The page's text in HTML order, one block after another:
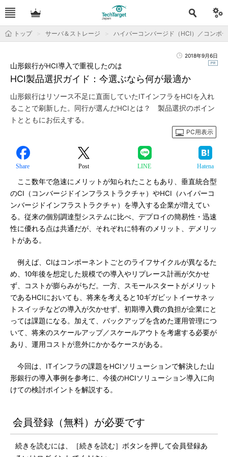
トップ サーバ＆ストレージ ハイパーコンバージド（HCI）／コンポ
2018年9月6日
HCI製品選択ガイド：今選ぶなら何が最適か
山形銀行がHCI導入で重視したのは
山形銀行はリソース不足に直面していたITインフラをHCIを入れ
ることで刷新した。同行が選んだHCIとは？ 製品選択のポイン
トとともにお伝えする。
PC用表示
Share Post LINE Hatena
ここ数年で急速にメリットが知られたこともあり、垂直統合型
のCI（コンバージドインフラストラクチャ）やHCI（ハイパーコ
ンバージドインフラストラクチャ）を導入する企業が増えてい
る。従来の個別調達型システムに比べ、デプロイの簡易性・迅速
性に優れる点は共通だが、それぞれに特有のメリット、デメリッ
トがある。
例えば、CIはコンポーネントごとのライフサイクルが異なるた
め、10年後を想定した規模での導入やリプレース計画が欠かせ
ず、コストが膨らみがちだ。一方、スモールスタートがメリット
であるHCIにおいても、将来を考えると10ギガビットイーサネッ
トスイッチなどの導入が欠かせず、初期導入費の負担が企業にと
っては課題になる。加えて、バックアップを含めた運用管理につ
いて、将来のスケールアップ／スケールアウトを考慮する必要が
あり、運用コストが意外にかかるケースがある。
今回は、ITインフラの課題をHCIソリューションで解決した山
形銀行の導入事例を参考に、今後のHCIソリューション導入に向
けての検討ポイントを解説する。
会員登録（無料）が必要です
続きを読むには、［続きを読む］ボタンを押して会員登録あ